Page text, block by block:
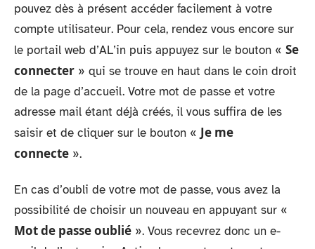
pouvez dès à présent accéder facilement à votre
compte utilisateur. Pour cela, rendez vous encore sur
le portail web d’AL’in puis appuyez sur le bouton « Se
connecter » qui se trouve en haut dans le coin droit
de la page d’accueil. Votre mot de passe et votre
adresse mail étant déjà créés, il vous suffira de les
saisir et de cliquer sur le bouton « Je me
connecte ».
En cas d’oubli de votre mot de passe, vous avez la
possibilité de choisir un nouveau en appuyant sur «
Mot de passe oublié ». Vous recevrez donc un e-